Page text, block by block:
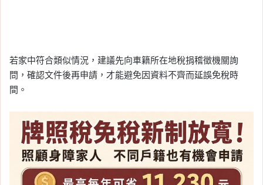
若家中符合類似情況，建議先向車籍所在地稅捐稽徵機關詢
問，確認文件後再申請，才能避免因資料不齊而延誤免稅時
間。